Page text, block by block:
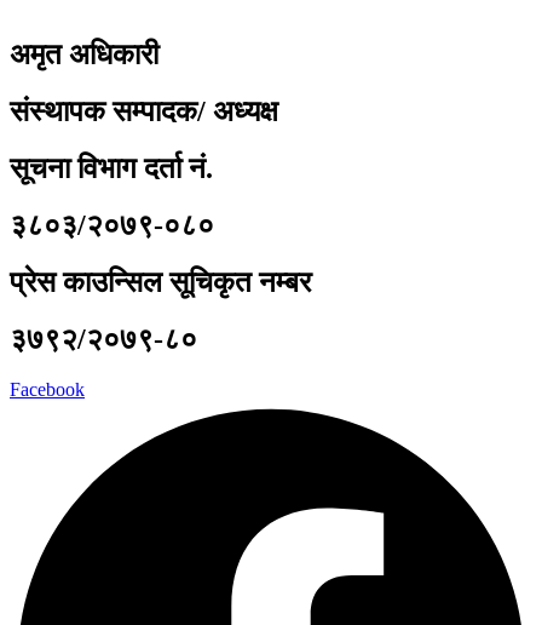
अमृत ​​अधिकारी
संस्थापक सम्पादक/ अध्यक्ष
सूचना विभाग दर्ता नं.
३८०३/२०७९-०८०
प्रेस काउन्सिल सूचिकृत नम्बर
३७९२/२०७९-८०
Facebook